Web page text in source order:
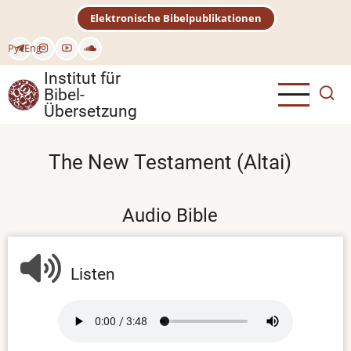
Inhalt
РусEng
Elektronische Bibelpublikationen
Institut für
Bibel-
Übersetzung
The New Testament (Altai)
Audio Bible
Listen